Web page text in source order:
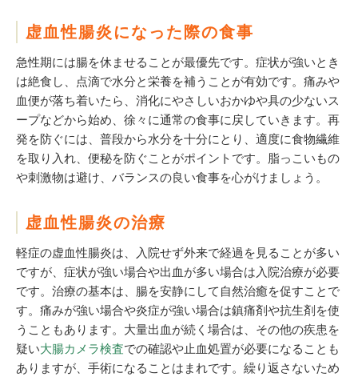
虚血性腸炎になった際の食事
急性期には腸を休ませることが最優先です。症状が強いとき
は絶食し、点滴で水分と栄養を補うことが有効です。痛みや
血便が落ち着いたら、消化にやさしいおかゆや具の少ないス
ープなどから始め、徐々に通常の食事に戻していきます。再
発を防ぐには、普段から水分を十分にとり、適度に食物繊維
を取り入れ、便秘を防ぐことがポイントです。脂っこいもの
や刺激物は避け、バランスの良い食事を心がけましょう。
虚血性腸炎の治療
軽症の虚血性腸炎は、入院せず外来で経過を見ることが多い
ですが、症状が強い場合や出血が多い場合は入院治療が必要
です。治療の基本は、腸を安静にして自然治癒を促すことで
す。痛みが強い場合や炎症が強い場合は鎮痛剤や抗生剤を使
うこともあります。大量出血が続く場合は、その他の疾患を
疑い大腸カメラ検査での確認や止血処置が必要になることも
ありますが、手術になることはまれです。繰り返さないため